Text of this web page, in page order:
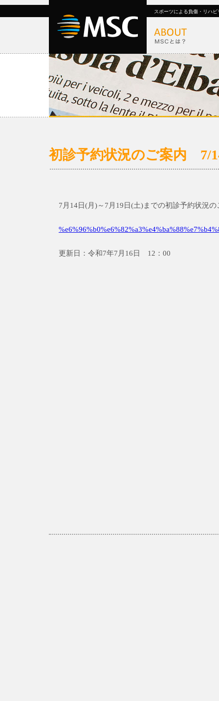
スポーツによる負傷・リハ
初診予約状況のご案内 7/
7月14日(月)～7月19日(土)までの初診予約状況
更新日：令和7年7月16日 12：00